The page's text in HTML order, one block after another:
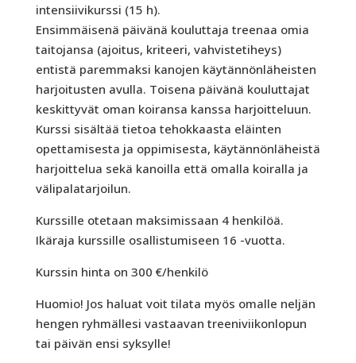
intensiivikurssi (15 h).
Ensimmäisenä päivänä kouluttaja treenaa omia
taitojansa (ajoitus, kriteeri, vahvistetiheys)
entistä paremmaksi kanojen käytännönläheisten
harjoitusten avulla. Toisena päivänä kouluttajat
keskittyvät oman koiransa kanssa harjoitteluun.
Kurssi sisältää tietoa tehokkaasta eläinten
opettamisesta ja oppimisesta, käytännönläheistä
harjoittelua sekä kanoilla että omalla koiralla ja
välipalatarjoilun.
Kurssille otetaan maksimissaan 4 henkilöä.
Ikäraja kurssille osallistumiseen 16 -vuotta.
Kurssin hinta on 300 €/henkilö
Huomio! Jos haluat voit tilata myös omalle neljän
hengen ryhmällesi vastaavan treeniviikonlopun
tai päivän ensi syksylle!